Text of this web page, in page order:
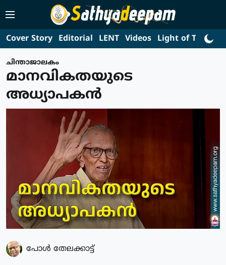
Cover Story Editorial LENT Videos Light of Truth
ചിന്താജാലകം
മാനവികതയുടെ
അധ്യാപകന്‍
പോള്‍ തേലക്കാട്ട്‌